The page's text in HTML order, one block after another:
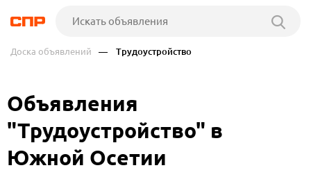
Доска объявлений — Трудоустройство
Объявления
"Трудоустройство" в
Южной Осетии